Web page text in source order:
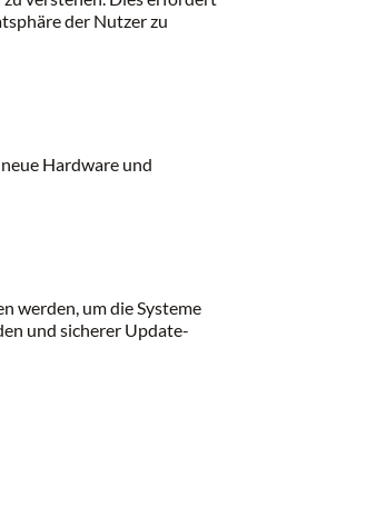
der Nutzer zu
Hardware und
werden, um die Systeme
und sicherer Update-